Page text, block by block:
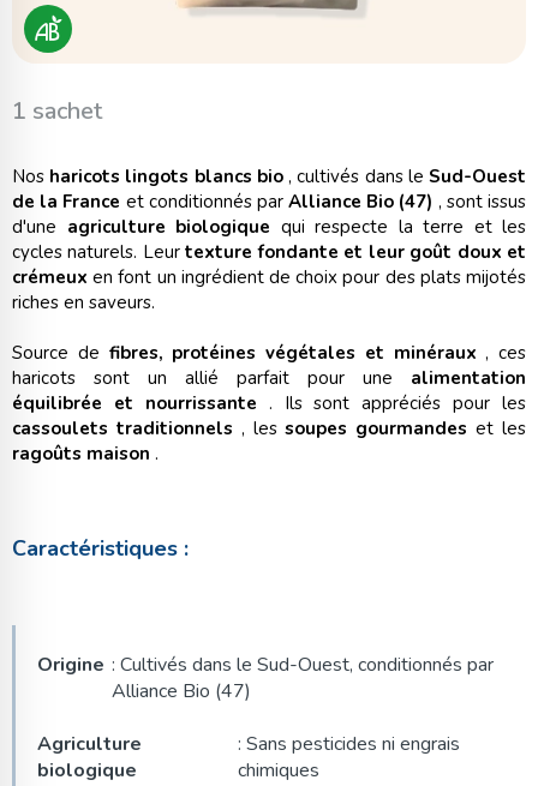
1 sachet
Nos haricots lingots blancs bio, cultivés dans leSud-Ouest
de la France et conditionnés parAlliance Bio (47) , sont issus
d'une agriculture biologique qui respecte la terre et les
cycles naturels. Leurtexture fondante et leur goût doux et
crémeux en font un ingrédient de choix pour des plats mijotés
riches en saveurs.
Source de fibres, protéines végétales et minéraux , ces
haricots sont un allié parfait pour une alimentation
équilibrée et nourrissante . Ils sont appréciés pour les
cassoulets traditionnels , lessoupes gourmandes et les
ragoûts maison .
Caractéristiques :
Origine : Cultivés dans le Sud-Ouest, conditionnés par
Alliance Bio (47)
Agriculture
biologique
: Sans pesticides ni engrais
chimiques